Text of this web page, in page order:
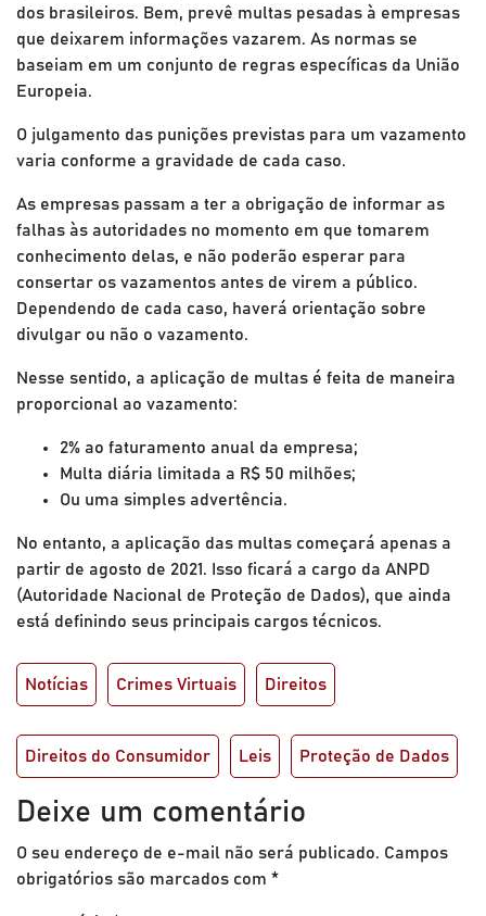
dos brasileiros. Bem, prevê multas pesadas à empresas
que deixarem informações vazarem. As normas se
baseiam em um conjunto de regras específicas da União
Europeia.
O julgamento das punições previstas para um vazamento
varia conforme a gravidade de cada caso.
As empresas passam a ter a obrigação de informar as
falhas às autoridades no momento em que tomarem
conhecimento delas, e não poderão esperar para
consertar os vazamentos antes de virem a público.
Dependendo de cada caso, haverá orientação sobre
divulgar ou não o vazamento.
Nesse sentido, a aplicação de multas é feita de maneira
proporcional ao vazamento:
2% ao faturamento anual da empresa;
Multa diária limitada a R$ 50 milhões;
Ou uma simples advertência.
No entanto, a aplicação das multas começará apenas a
partir de agosto de 2021. Isso ficará a cargo da ANPD
(Autoridade Nacional de Proteção de Dados), que ainda
está definindo seus principais cargos técnicos.
Notícias Crimes Virtuais Direitos
Direitos do Consumidor Leis Proteção de Dados
Deixe um comentário
O seu endereço de e-mail não será publicado. Campos
obrigatórios são marcados com *